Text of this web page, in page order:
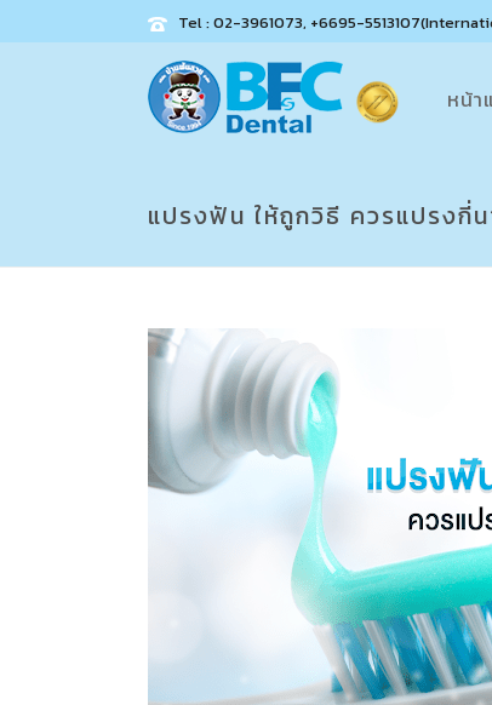
Tel : 02-3961073, +6695-
หน้า
แปรงฟัน ให้ถูกวิธี ควรแปรงกี่น